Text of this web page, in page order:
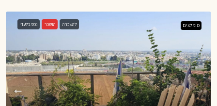
מומלצים להשכרה הושכר נכס בלעדי